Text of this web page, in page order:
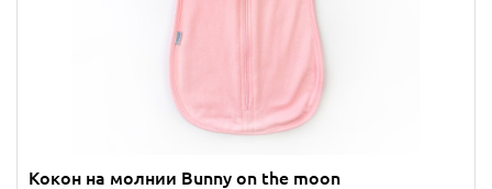
Кокон на молнии Bunny on the moon